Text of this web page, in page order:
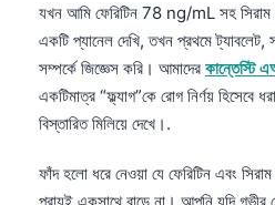
যখন আমি ফেরিটিন 78 ng/mL সহ
একটি প্যানেল দেখি, তখন প্রথমে ট্যাবলেট,
সম্পর্কে জিজ্ঞেস করি। আমাদের কান্তেস্টি
একটিমাত্র “ফ্ল্যাগ”কে রোগ নির্ণয় হিসেবে
বিস্তারিত মিলিয়ে দেখে।.
ফাঁদ হলো ধরে নেওয়া যে ফেরিটিন এবং
প্রায়ই একসাথে বাড়ে না। আপনি যদি গভীর